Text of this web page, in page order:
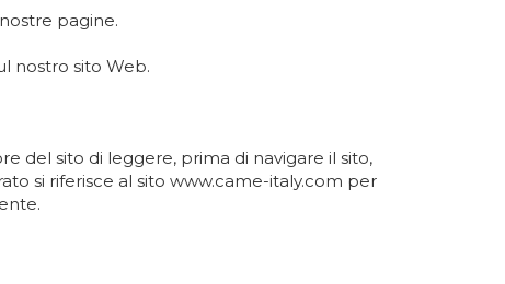
pagine.
nostro sito Web.
del sito di leggere, prima di navigare il sito,
si riferisce al sito www.came-italy.com per